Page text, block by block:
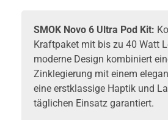
SMOK Novo 6 Ultra Pod Kit:
Kraftpaket mit bis zu 40 Watt
moderne Design kombiniert
Zinklegierung mit einem
eine erstklassige Haptik und
täglichen Einsatz garantiert.